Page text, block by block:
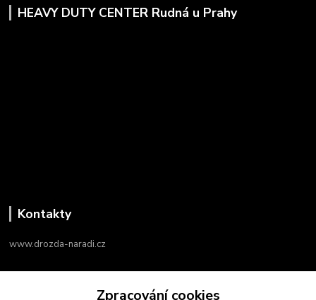
HEAVY DUTY CENTER Rudná u Prahy
Kontakty
www.drozda-naradi.cz
Zpracování cookies